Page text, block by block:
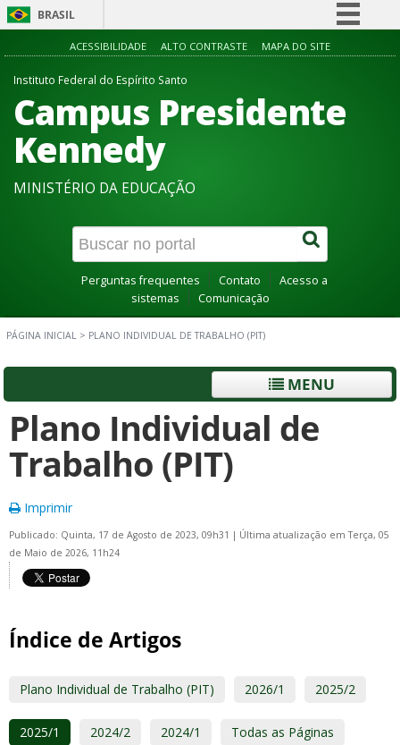
BRASIL
Simplifique!
Participe
Acesso à informação
ACESSIBILIDADE ALTO CONTRASTE MAPA DO SITE
Instituto Federal do Espírito Santo
Campus Presidente
Kennedy
MINISTÉRIO DA EDUCAÇÃO
Perguntas frequentes Contato
Acesso a
sistemas
Comunicação
PÁGINA INICIAL > PLANO INDIVIDUAL DE TRABALHO (PIT)
MENU
Plano Individual de
Trabalho (PIT)
Imprimir
Publicado: Quinta, 17 de Agosto de 2023, 09h31 | Última atualização em Terça, 05
de Maio de 2026, 11h24
Índice de Artigos
Plano Individual de Trabalho (PIT) 2026/1 2025/2
2025/1 2024/2 2024/1 Todas as Páginas